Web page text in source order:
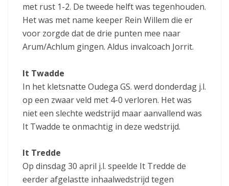
met rust 1-2. De tweede helft was tegenhouden.
Het was met name keeper Rein Willem die er
voor zorgde dat de drie punten mee naar
Arum/Achlum gingen. Aldus invalcoach Jorrit.
It Twadde
In het kletsnatte Oudega GS. werd donderdag j.l.
op een zwaar veld met 4-0 verloren. Het was
niet een slechte wedstrijd maar aanvallend was
It Twadde te onmachtig in deze wedstrijd.
It Tredde
Op dinsdag 30 april j.l. speelde It Tredde de
eerder afgelastte inhaalwedstrijd tegen